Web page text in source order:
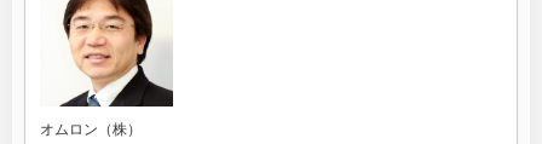
オムロン（株）